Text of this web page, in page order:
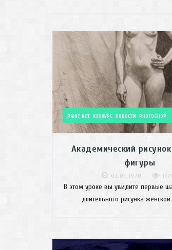
PAINT.NET КОНКУРС НОВОСТИ PHOTOSHOP
Академический
фигуры
01.01.1970
В этом уроке вы увидите первые
длительного рисунка